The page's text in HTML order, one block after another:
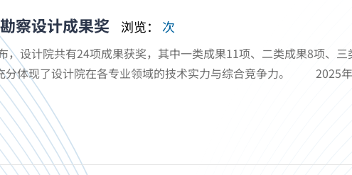
察设计成果奖 浏览： 次
计院共有24项成果获奖，其中一类成果11项、二类成果8项、三
分体现了设计院在各专业领域的技术实力与综合竞争力。 2025